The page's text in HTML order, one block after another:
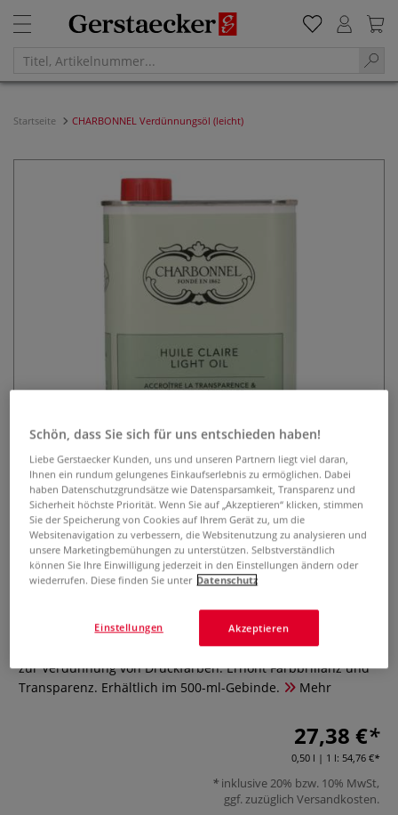
Startseite CHARBONNEL Verdünnungsöl (leicht)
CHARBONNEL Verdünnungsöl
(leicht)
0 Bewertungen
Das CHARBONNEL Verdünnungsöl (leicht) ist ideal geeignet
zur Verdünnung von Druckfarben. Erhöht Farbbrillanz und
Transparenz. Erhältlich im 500-ml-Gebinde.
Mehr
27,38 €
0,50 l | 1 l: 54,76 €
inklusive 20% bzw. 10% MwSt,
ggf. zuzüglich Versandkosten.
Schön, dass Sie sich für uns entschieden haben!
Liebe Gerstaecker Kunden, uns und unseren Partnern liegt viel daran,
Ihnen ein rundum gelungenes Einkaufserlebnis zu ermöglichen. Dabei
haben Datenschutzgrundsätze wie Datensparsamkeit, Transparenz und
Sicherheit höchste Priorität. Wenn Sie auf „Akzeptieren“ klicken, stimmen
Sie der Speicherung von Cookies auf Ihrem Gerät zu, um die
Websitenavigation zu verbessern, die Websitenutzung zu analysieren und
unsere Marketingbemühungen zu unterstützen. Selbstverständlich
können Sie Ihre Einwilligung jederzeit in den Einstellungen ändern oder
wiederrufen. Diese finden Sie unter Datenschutz
Akzeptieren
Einstellungen